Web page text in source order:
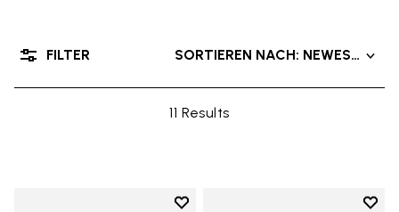
11 Results
SORTIEREN NACH: NEWEST
FILTER
Add to wishlist
Add